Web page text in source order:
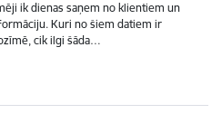
ik dienas saņem no klientiem un
Kuri no šiem datiem ir
cik ilgi šāda…